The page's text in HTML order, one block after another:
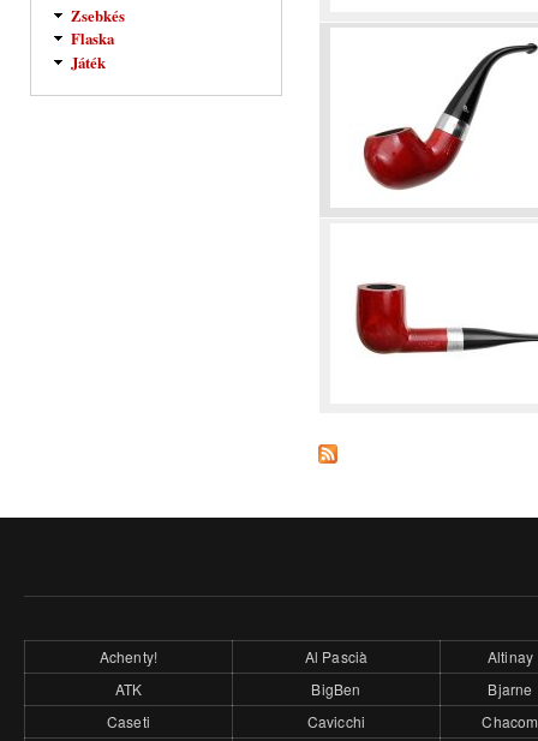
Zsebkés
Flaska
Játék
Achenty! Al Pascià
Altinay
ATK
BigBen
Bjarne
Caseti
Cavicchi
Chacom